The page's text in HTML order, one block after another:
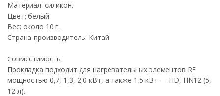
Материал: силикон.
Цвет: белый.
Вес: около 10 г.
Страна-производитель: Китай
Совместимость
Прокладка подходит для нагревательных элементов RF
мощностью 0,7, 1,3, 2,0 кВт, а также 1,5 кВт — HD, HN12 (5,
12 л).